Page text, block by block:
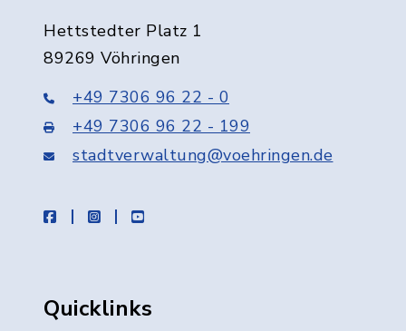
Hettstedter Platz 1
89269 Vöhringen
+49 7306 96 22 - 0
+49 7306 96 22 - 199
stadtverwaltung@voehringen.de
facebookinstagramyoutube
Quicklinks